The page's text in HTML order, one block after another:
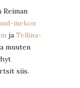
mekon
ja Tellina-
muuten
siis.